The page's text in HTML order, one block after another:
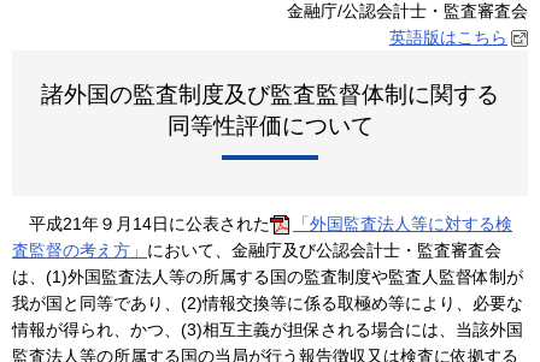
金融庁/公認会計士・監査審査会
英語版はこちら
諸外国の監査制度及び監査監督体制に関する
同等性評価について
平成21年９月14日に公表された
「外国監査法人等に対する検
査監督の考え方」 において、金融庁及び公認会計士・監査審査会
は、(1)外国監査法人等の所属する国の監査制度や監査人監督体制が
我が国と同等であり、(2)情報交換等に係る取極め等により、必要な
情報が得られ、かつ、(3)相互主義が担保される場合には、当該外国
監査法人等の所属する国の当局が行う報告徴収又は検査に依拠する